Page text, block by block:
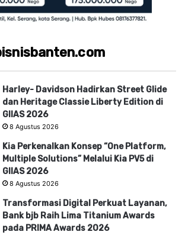
Harley- Davidson Hadirkan Street Glide
dan Heritage Classie Liberty Edition di
GIIAS 2026
8 Agustus 2026
Kia Perkenalkan Konsep “One Platform,
Multiple Solutions” Melalui Kia PV5 di
GIIAS 2026
8 Agustus 2026
Transformasi Digital Perkuat Layanan,
Bank bjb Raih Lima Titanium Awards
pada PRIMA Awards 2026